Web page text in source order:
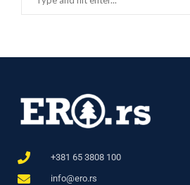
+381 65 3808 100
info@ero.rs